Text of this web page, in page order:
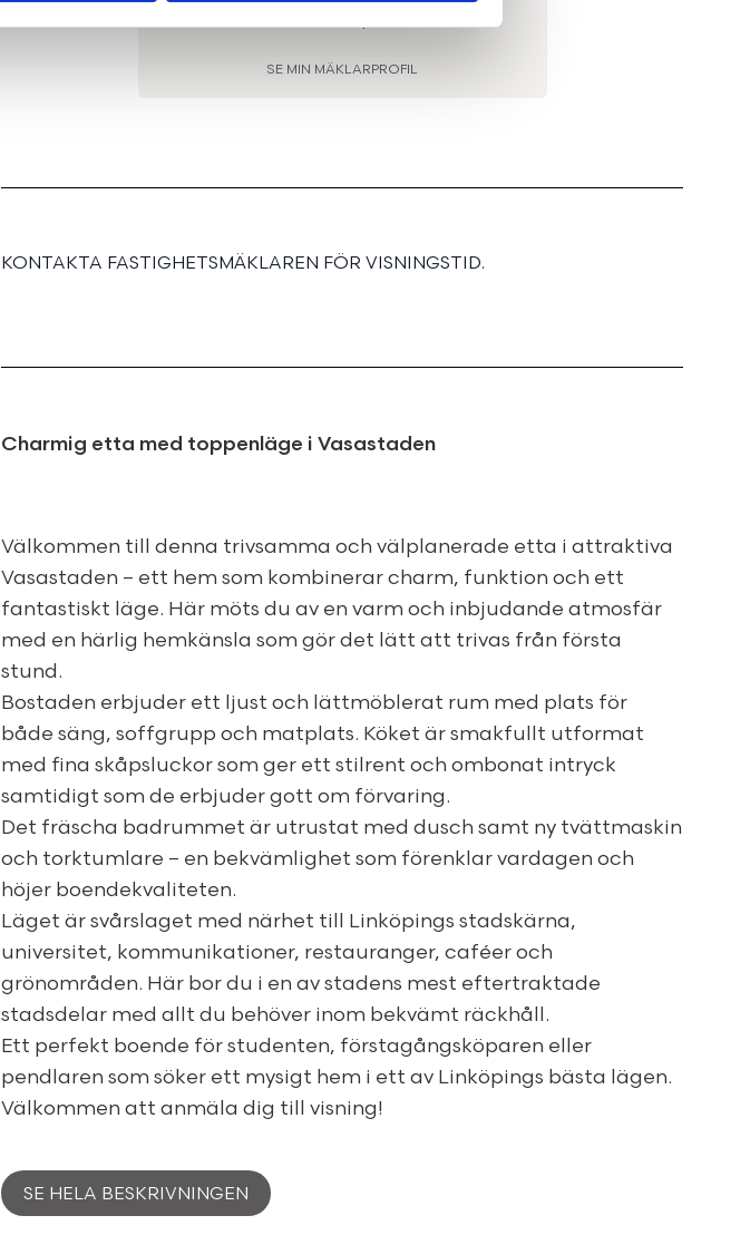
SE MIN MÄKLARPROFIL
KONTAKTA FASTIGHETSMÄKLAREN FÖR VISNINGSTID.
Charmig etta med toppenläge i Vasastaden
Välkommen till denna trivsamma och välplanerade etta i attraktiva
Vasastaden – ett hem som kombinerar charm, funktion och ett
fantastiskt läge. Här möts du av en varm och inbjudande atmosfär
med en härlig hemkänsla som gör det lätt att trivas från första
stund.
Bostaden erbjuder ett ljust och lättmöblerat rum med plats för
både säng, soffgrupp och matplats. Köket är smakfullt utformat
med fina skåpsluckor som ger ett stilrent och ombonat intryck
samtidigt som de erbjuder gott om förvaring.
Det fräscha badrummet är utrustat med dusch samt ny tvättmaskin
och torktumlare – en bekvämlighet som förenklar vardagen och
höjer boendekvaliteten.
Läget är svårslaget med närhet till Linköpings stadskärna,
universitet, kommunikationer, restauranger, caféer och
grönområden. Här bor du i en av stadens mest eftertraktade
stadsdelar med allt du behöver inom bekvämt räckhåll.
Ett perfekt boende för studenten, förstagångsköparen eller
pendlaren som söker ett mysigt hem i ett av Linköpings bästa lägen.
Välkommen att anmäla dig till visning!
SE HELA BESKRIVNINGEN